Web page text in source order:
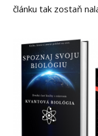
článku tak zostaň